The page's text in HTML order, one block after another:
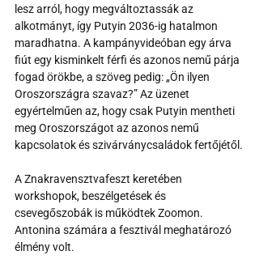
lesz arról, hogy megváltoztassák az
alkotmányt, így Putyin 2036-ig hatalmon
maradhatna. A kampányvideóban egy árva
fiút egy kisminkelt férfi és azonos nemű párja
fogad örökbe, a szöveg pedig: „Ön ilyen
Oroszországra szavaz?” Az üzenet
egyértelműen az, hogy csak Putyin mentheti
meg Oroszországot az azonos nemű
kapcsolatok és szivárványcsaládok fertőjétől.
A Znakravensztvafeszt keretében
workshopok, beszélgetések és
csevegőszobák is működtek Zoomon.
Antonina számára a fesztivál meghatározó
élmény volt.